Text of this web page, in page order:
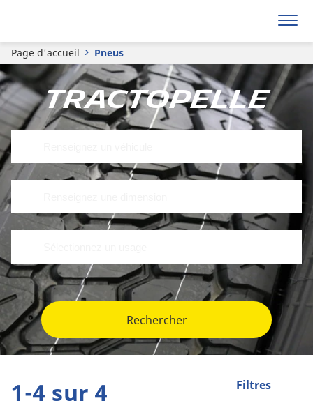
Page d'accueil Pneus
Tractopelle
Rechercher
Filtres
1-4 sur 4